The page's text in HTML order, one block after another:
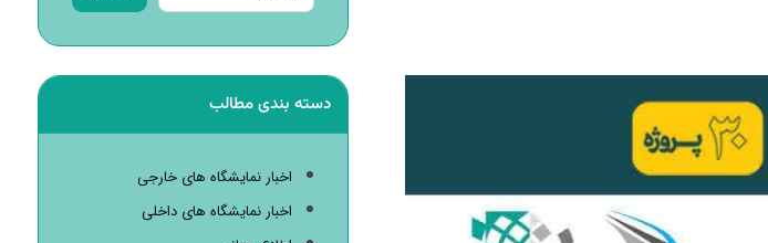
دسته بندی مطالب
اخبار نمایشگاه های خارجی
اخبار نمایشگاه های داخلی